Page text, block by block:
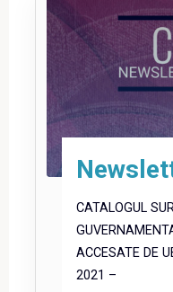
CATALOGUL
ACCESATE DE
2021 –